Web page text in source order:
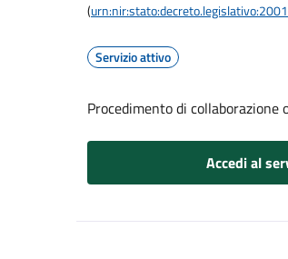
(
Servizio attivo
Procedimento di collaborazione
Accedi al